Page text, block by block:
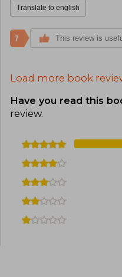
Translate to english
1 This review is
Load more book
Have you read this
review.